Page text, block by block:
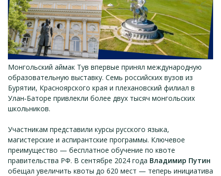
Монгольский аймак Тув впервые принял международную
образовательную выставку. Семь российских вузов из
Бурятии, Красноярского края и плехановский филиал в
Улан‑Баторе привлекли более двух тысяч монгольских
школьников.
Участникам представили курсы русского языка,
магистерские и аспирантские программы. Ключевое
преимущество — бесплатное обучение по квоте
правительства РФ. В сентябре 2024 года Владимир Путин
обещал увеличить квоты до 620 мест — теперь инициатива